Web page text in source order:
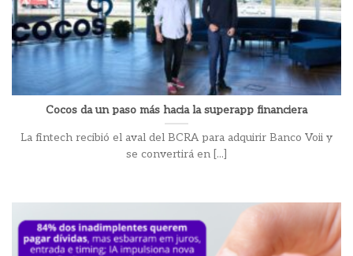
Cocos da un paso más hacia la superapp financiera
La fintech recibió el aval del BCRA para adquirir Banco Voii y
se convertirá en [...]